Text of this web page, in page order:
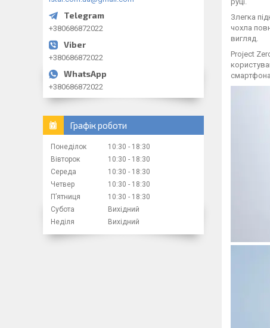
Злегка
чохла
вигляд.
Project
+380686872022
+380686872022
+380686872022
Графік роботи
Понеділок 10:30
18:30
Вівторок
10:30
18:30
Середа
10:30
18:30
Четвер
10:30
18:30
Пʼятниця
10:30
18:30
Субота
Вихідний
Неділя
Вихідний